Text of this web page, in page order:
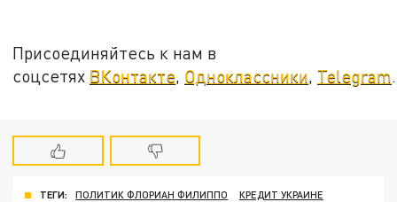
Присоединяйтесь к нам в
соцсетях ВКонтакте, Одноклассники, Telegram.
ТЕГИ: ПОЛИТИК ФЛОРИАН ФИЛИППО
КРЕДИТ УКРАИНЕ